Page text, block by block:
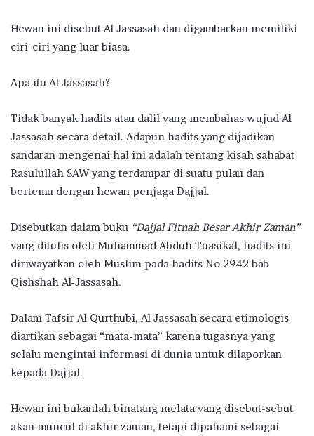
Hewan ini disebut Al Jassasah dan digambarkan memiliki
ciri-ciri yang luar biasa.
Apa itu Al Jassasah?
Tidak banyak hadits atau dalil yang membahas wujud Al
Jassasah secara detail. Adapun hadits yang dijadikan
sandaran mengenai hal ini adalah tentang kisah sahabat
Rasulullah SAW yang terdampar di suatu pulau dan
bertemu dengan hewan penjaga Dajjal.
Disebutkan dalam buku “Dajjal Fitnah Besar Akhir Zaman”
yang ditulis oleh Muhammad Abduh Tuasikal, hadits ini
diriwayatkan oleh Muslim pada hadits No.2942 bab
Qishshah Al-Jassasah.
Dalam Tafsir Al Qurthubi, Al Jassasah secara etimologis
diartikan sebagai “mata-mata” karena tugasnya yang
selalu mengintai informasi di dunia untuk dilaporkan
kepada Dajjal.
Hewan ini bukanlah binatang melata yang disebut-sebut
akan muncul di akhir zaman, tetapi dipahami sebagai